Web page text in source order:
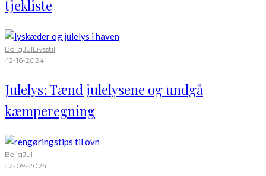
tjekliste
BoligJulLivsstil
·12-16-2024
Julelys: Tænd julelysene og undgå
kæmperegning
BoligJul
·12-09-2024